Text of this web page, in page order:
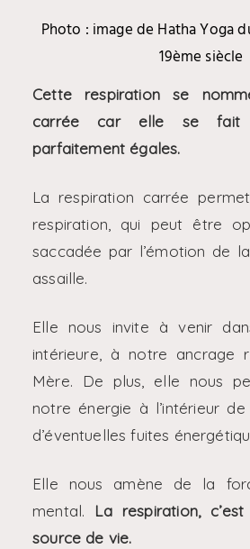
Photo : image de Hatha Yoga
19ème siècle
Cette respiration se
carrée car elle se fait
parfaitement égales.
La respiration carrée
respiration, qui peut être
saccadée par l’émotion de
assaille.
Elle nous invite à venir
intérieure, à notre ancrage
Mère. De plus, elle nous
notre énergie à l’intérieur
d’éventuelles fuites
Elle nous amène de la
mental. La respiration,
source de vie.